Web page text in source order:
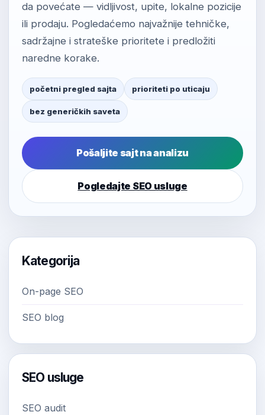
da povećate — vidljivost, upite, lokalne pozicije
ili prodaju. Pogledaćemo najvažnije tehničke,
sadržajne i strateške prioritete i predložiti
naredne korake.
početni pregled sajta prioriteti po uticaju
bez generičkih saveta
Pošaljite sajt na analizu
Pogledajte SEO usluge
Kategorija
On-page SEO
SEO blog
SEO usluge
SEO audit